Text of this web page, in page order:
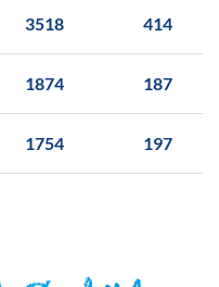
3518 414
1874 187
1754 197